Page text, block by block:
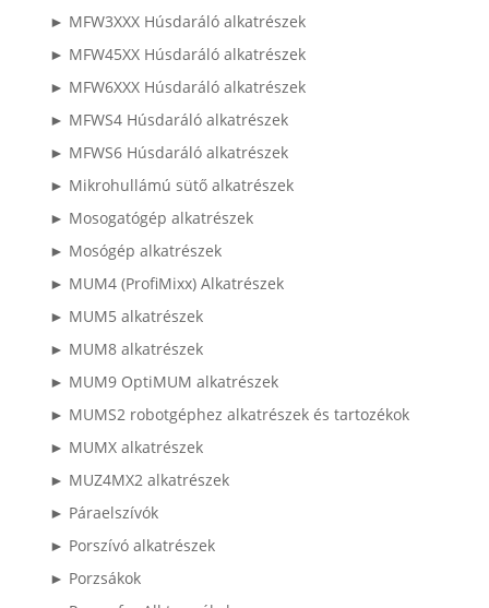
► MFW3XXX Húsdaráló alkatrészek
► MFW45XX Húsdaráló alkatrészek
► MFW6XXX Húsdaráló alkatrészek
► MFWS4 Húsdaráló alkatrészek
► MFWS6 Húsdaráló alkatrészek
► Mikrohullámú sütő alkatrészek
► Mosogatógép alkatrészek
► Mosógép alkatrészek
► MUM4 (ProfiMixx) Alkatrészek
► MUM5 alkatrészek
► MUM8 alkatrészek
► MUM9 OptiMUM alkatrészek
► MUMS2 robotgéphez alkatrészek és tartozékok
► MUMX alkatrészek
► MUZ4MX2 alkatrészek
► Páraelszívók
► Porszívó alkatrészek
► Porzsákok